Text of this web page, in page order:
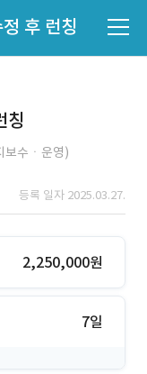
후 런칭
칭
보수ㆍ운영)
등록 일자 2025.03.27.
2,250,000원
7일